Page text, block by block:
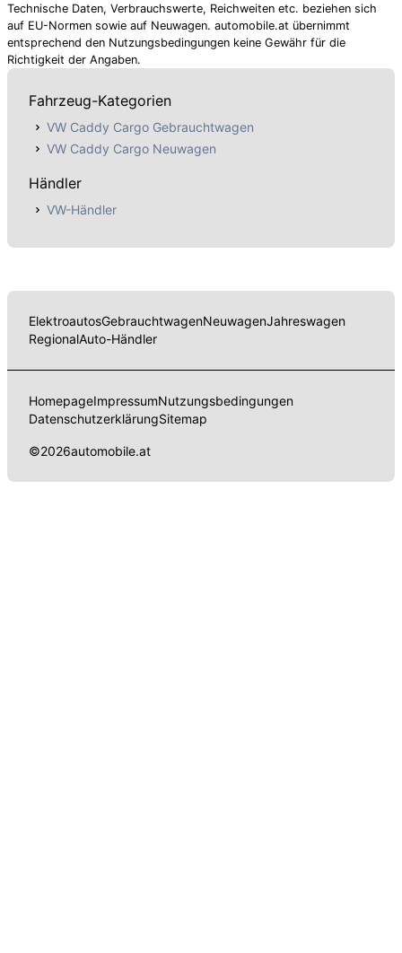
Technische Daten, Verbrauchswerte, Reichweiten etc. beziehen sich
auf EU-Normen sowie auf Neuwagen. automobile.at übernimmt
entsprechend den Nutzungsbedingungen keine Gewähr für die
Richtigkeit der Angaben.
Fahrzeug-Kategorien
VW Caddy Cargo Gebrauchtwagen
VW Caddy Cargo Neuwagen
Händler
VW-Händler
ElektroautosGebrauchtwagenNeuwagenJahreswagen
RegionalAuto-Händler
HomepageImpressumNutzungsbedingungen
DatenschutzerklärungSitemap
©2026automobile.at